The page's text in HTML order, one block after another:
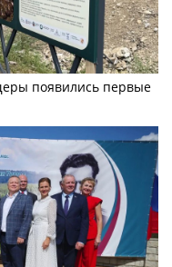
появились первые